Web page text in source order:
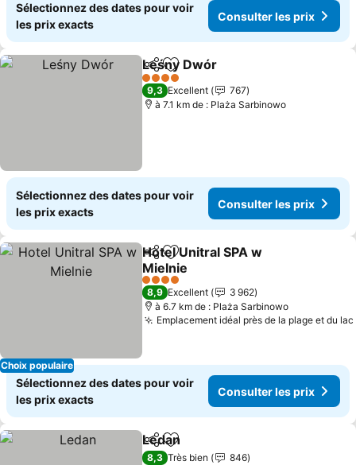
Sélectionnez des dates pour voir
les prix exacts
Consulter les prix
PartagerAjouter à mes favoris
Leśny Dwór
4 Étoiles
9,3 Excellent
767
à 7.1 km de : Plaża Sarbinowo
Sélectionnez des dates pour voir
les prix exacts
Consulter les prix
Choix populaire
PartagerAjouter à mes favoris
Hotel Unitral SPA w
Mielnie
Consulter les prix
4 Étoiles
8,9 Excellent
3 962
à 6.7 km de : Plaża Sarbinowo
Emplacement idéal près de la plage et du lac
Sélectionnez des dates pour voir
les prix exacts
Consulter les prix
PartagerAjouter à mes favoris
Ledan
8,3 Très bien
846